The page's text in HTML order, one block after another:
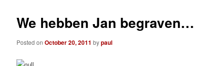
We hebben Jan begraven…
Posted onOctober 20, 2011 bypaul